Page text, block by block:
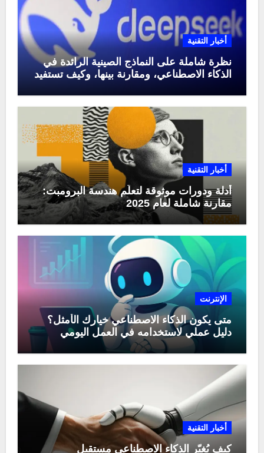
أخبار التقنية
نظرة شاملة على النماذج الصينية الرائدة في
الذكاء الاصطناعي، ومقارنة بينها، وكيف تستفيد
أخبار التقنية
أدلة ودورات موثوقة لتعلّم هندسة البرومبت:
مقارنة شاملة لعام 2025
الإنترنت
متى يكون الذكاء الاصطناعي خيارك الأمثل؟
دليل عملي لاستخدامه في العمل اليومي
أخبار التقنية
كيف يُغيّر الذكاء الاصطناعي مستقبل